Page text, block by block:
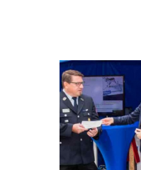
Feuerwehr
Wasserball mit
Wir